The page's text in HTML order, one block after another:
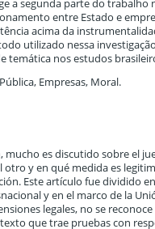
a segunda parte do
entre Estado e
acima da
utilizado nessa
temática nos estudos
Empresas, Moral.
es discutido sobre el
y en qué medida es
Este artículo fue dividido
y en el marco de la
legales, no se
que trae pruebas con